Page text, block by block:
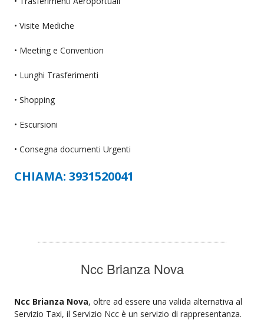
• Visite Mediche
• Meeting e Convention
• Lunghi Trasferimenti
• Shopping
• Escursioni
• Consegna documenti Urgenti
CHIAMA: 3931520041
Ncc Brianza Nova
Ncc Brianza Nova, oltre ad essere una valida alternativa al
Servizio Taxi, il Servizio Ncc è un servizio di rappresentanza.